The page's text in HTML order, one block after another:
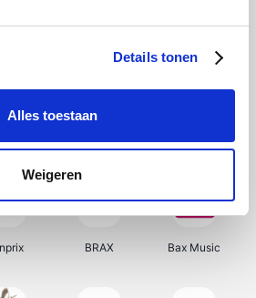
Details tonen
Alles toestaan
Weigeren
Tennis Point My Jewellery
BRAX Bax Music